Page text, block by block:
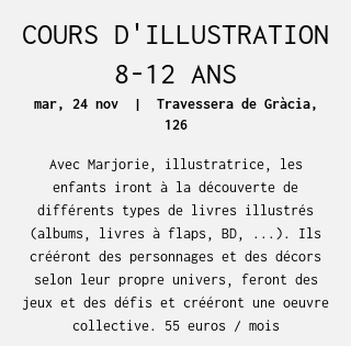
COURS D'ILLUSTRATION
8-12 ANS
mar, 24 nov
  |
Travessera de Gràcia,
126
Avec Marjorie, illustratrice, les
enfants iront à la découverte de
différents types de livres illustrés
(albums, livres à flaps, BD, ...). Ils
crééront des personnages et des décors
selon leur propre univers, feront des
jeux et des défis et crééront une oeuvre
collective. 55 euros / mois